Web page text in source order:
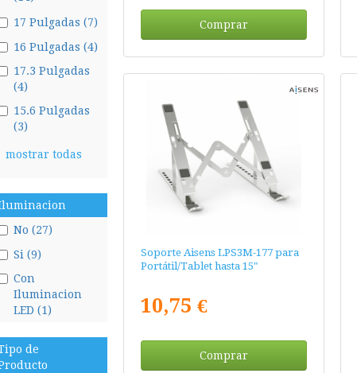
17 Pulgadas (7)
16 Pulgadas (4)
17.3 Pulgadas
(4)
15.6 Pulgadas
(3)
mostrar todas
No (27)
Si (9)
Con
Iluminacion
LED (1)
de
Comprar
Soporte Aisens LPS3M-177 para
Portátil/Tablet hasta 15"
10,75 €
Comprar